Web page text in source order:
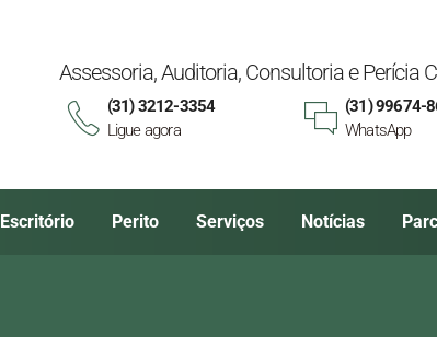
Assessoria, Auditoria, Consultoria e Perícia
(31) 3212-3354
Ligue agora
(31) 99674-
WhatsApp
Escritório Perito Serviços Notícias